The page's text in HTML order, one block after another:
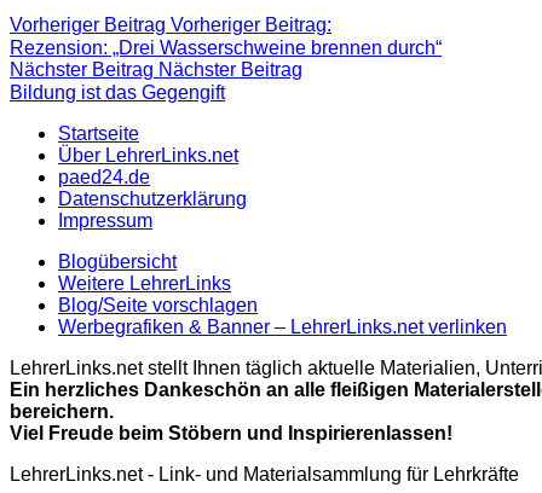
Vorheriger Beitrag Vorheriger Beitrag:
Rezension: „Drei Wasserschweine brennen durch“
Nächster Beitrag Nächster Beitrag
Bildung ist das Gegengift
Startseite
Über LehrerLinks.net
paed24.de
Datenschutzerklärung
Impressum
Blogübersicht
Weitere LehrerLinks
Blog/Seite vorschlagen
Werbegrafiken & Banner – LehrerLinks.net verlinken
LehrerLinks.net stellt Ihnen täglich aktuelle Materialien,
Ein herzliches Dankeschön an alle fleißigen
bereichern.
Viel Freude beim Stöbern und Inspirierenlassen!
LehrerLinks.net - Link- und Materialsammlung für Lehrkräfte